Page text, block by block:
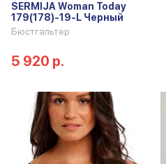
SERMIJA Woman Today
179(178)-19-L Черный
Бюстгальтер
5 920 р.